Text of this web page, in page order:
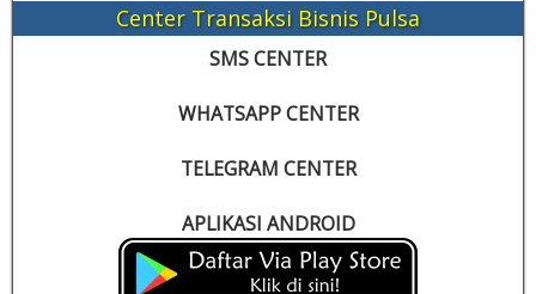
Center Transaksi Bisnis Pulsa
SMS CENTER
WHATSAPP CENTER
TELEGRAM CENTER
APLIKASI ANDROID